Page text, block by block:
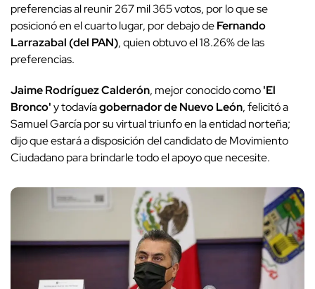
preferencias al reunir 267 mil 365 votos, por lo que se
posicionó en el cuarto lugar, por debajo deFernando
Larrazabal (del PAN), quien obtuvo el 18.26% de las
preferencias.
Jaime Rodríguez Calderón, mejor conocido como'El
Bronco'y todavíagobernador de Nuevo León, felicitó a
Samuel García por su virtual triunfo en la entidad norteña;
dijo que estará a disposición del candidato de Movimiento
Ciudadano para brindarle todo el apoyo que necesite.